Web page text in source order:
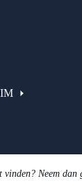
Neem dan